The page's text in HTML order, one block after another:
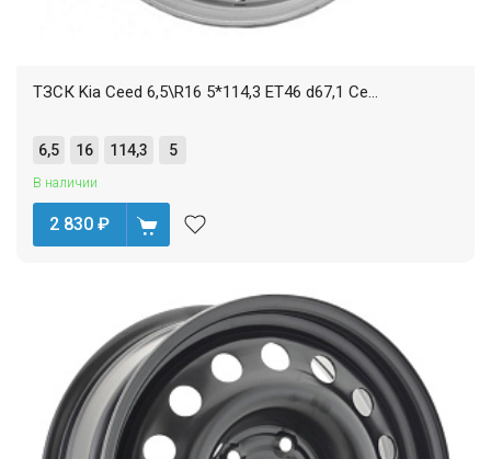
ТЗСК Kia Ceed 6,5\R16 5*114,3 ET46 d67,1 Се...
6,5 16 114,3 5
В наличии
2 830 ₽